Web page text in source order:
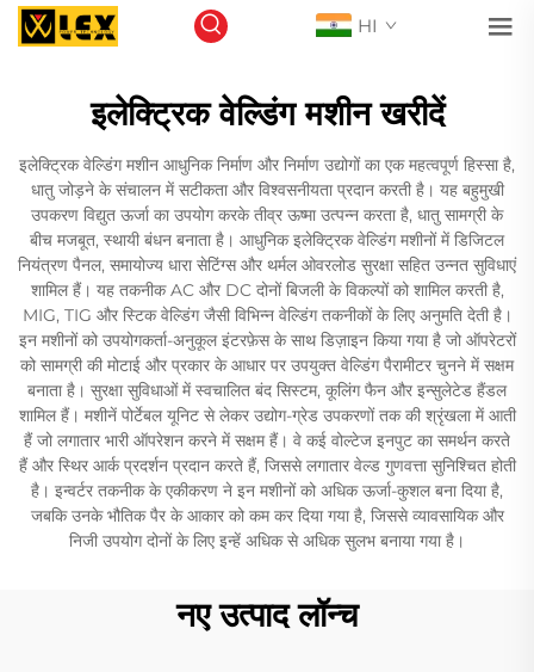
HI
इलेक्ट्रिक वेल्डिंग मशीन खरीदें
इलेक्ट्रिक वेल्डिंग मशीन आधुनिक निर्माण और निर्माण उद्योगों का एक महत्वपूर्ण हिस्सा है,
धातु जोड़ने के संचालन में सटीकता और विश्वसनीयता प्रदान करती है। यह बहुमुखी
उपकरण विद्युत ऊर्जा का उपयोग करके तीव्र ऊष्मा उत्पन्न करता है, धातु सामग्री के
बीच मजबूत, स्थायी बंधन बनाता है। आधुनिक इलेक्ट्रिक वेल्डिंग मशीनों में डिजिटल
नियंत्रण पैनल, समायोज्य धारा सेटिंग्स और थर्मल ओवरलोड सुरक्षा सहित उन्नत सुविधाएं
शामिल हैं। यह तकनीक AC और DC दोनों बिजली के विकल्पों को शामिल करती है,
MIG, TIG और स्टिक वेल्डिंग जैसी विभिन्न वेल्डिंग तकनीकों के लिए अनुमति देती है।
इन मशीनों को उपयोगकर्ता-अनुकूल इंटरफ़ेस के साथ डिज़ाइन किया गया है जो ऑपरेटरों
को सामग्री की मोटाई और प्रकार के आधार पर उपयुक्त वेल्डिंग पैरामीटर चुनने में सक्षम
बनाता है। सुरक्षा सुविधाओं में स्वचालित बंद सिस्टम, कूलिंग फैन और इन्सुलेटेड हैंडल
शामिल हैं। मशीनें पोर्टेबल यूनिट से लेकर उद्योग-ग्रेड उपकरणों तक की श्रृंखला में आती
हैं जो लगातार भारी ऑपरेशन करने में सक्षम हैं। वे कई वोल्टेज इनपुट का समर्थन करते
हैं और स्थिर आर्क प्रदर्शन प्रदान करते हैं, जिससे लगातार वेल्ड गुणवत्ता सुनिश्चित होती
है। इन्वर्टर तकनीक के एकीकरण ने इन मशीनों को अधिक ऊर्जा-कुशल बना दिया है,
जबकि उनके भौतिक पैर के आकार को कम कर दिया गया है, जिससे व्यावसायिक और
निजी उपयोग दोनों के लिए इन्हें अधिक से अधिक सुलभ बनाया गया है।
नए उत्पाद लॉन्च